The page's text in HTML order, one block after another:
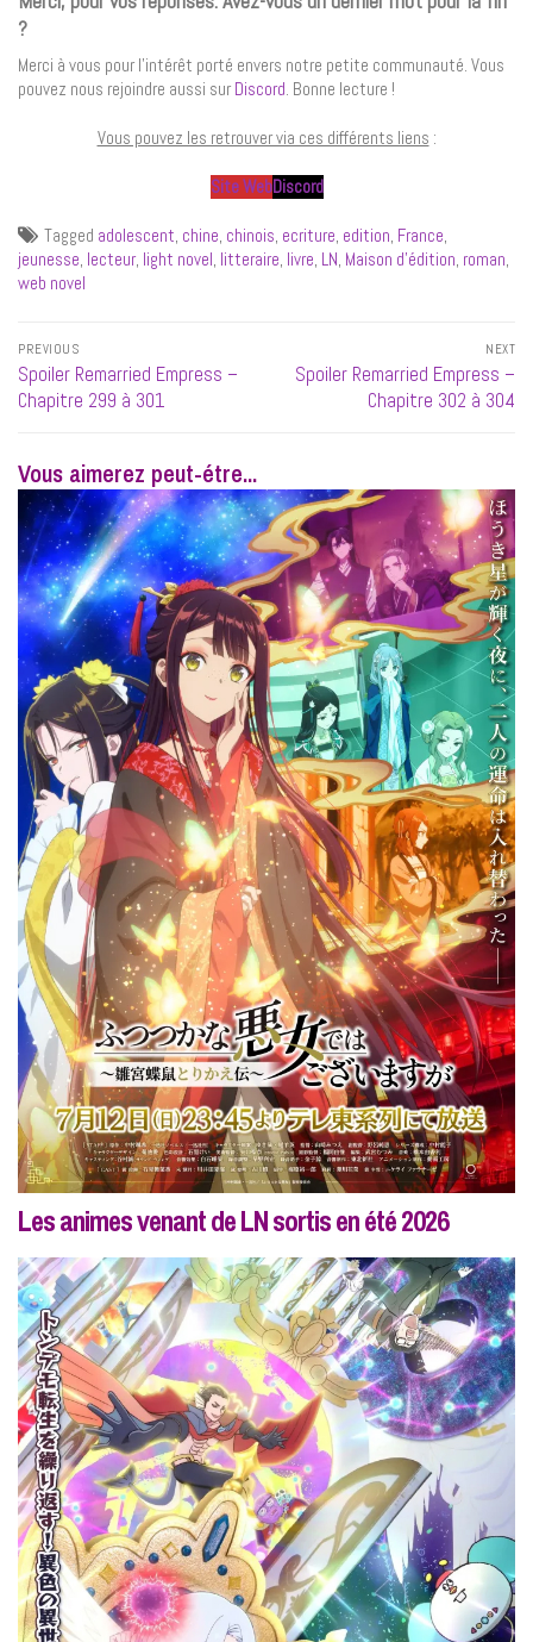
?
Merci à vous pour l’intérêt porté envers notre petite communauté. Vous
pouvez nous rejoindre aussi sur Discord . Bonne lecture !
Vous pouvez les retrouver via ces différents liens :
Site WebDiscord
Tagged adolescent, chine, chinois, ecriture, edition, France,
jeunesse, lecteur, light novel, litteraire, livre, LN, Maison d’édition, roman,
web novel
Navigation
de
l’article
PREVIOUS
Previous
post:
Spoiler Remarried Empress –
Chapitre 299 à 301
NEXT
Next
Spoiler Remarried Empress –
Chapitre 302 à 304
Vous aimerez peut-étre...
Les animes venant de LN sortis en été 2026